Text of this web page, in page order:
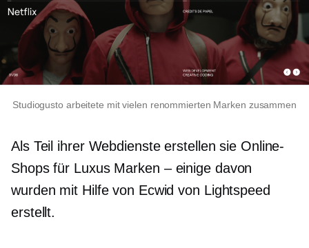
Studiogusto arbeitete mit vielen renommierten Marken zusammen
Als Teil ihrer Webdienste erstellen sie Online-
Shops für Luxus Marken – einigedavon
wurden mit Hilfe von Ecwid von Lightspeed
erstellt.